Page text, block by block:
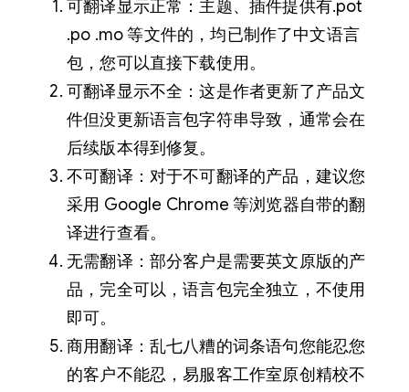
可翻译显示正常：主题、插件提供有.pot
.po .mo 等文件的，均已制作了中文语言
包，您可以直接下载使用。
可翻译显示不全：这是作者更新了产品文
件但没更新语言包字符串导致，通常会在
后续版本得到修复。
不可翻译：对于不可翻译的产品，建议您
采用 Google Chrome 等浏览器自带的翻
译进行查看。
无需翻译：部分客户是需要英文原版的产
品，完全可以，语言包完全独立，不使用
即可。
商用翻译：乱七八糟的词条语句您能忍您
的客户不能忍，易服客工作室原创精校不